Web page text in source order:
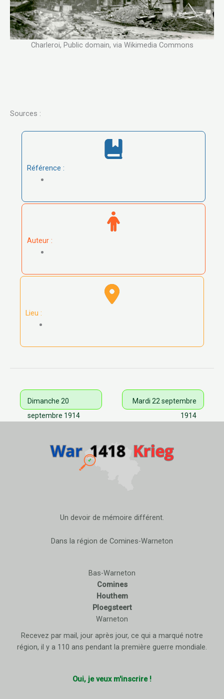
Charleroi, Public domain, via Wikimedia Commons
Sources :
Référence :
Auteur :
Lieu :
Dimanche 20
septembre 1914
Mardi 22 septembre
1914
Un devoir de mémoire différent.
Dans la région de Comines-Warneton
Bas-Warneton
Comines
Houthem
Ploegsteert
Warneton
Recevez par mail, jour après jour, ce qui a marqué notre
région, il y a 110 ans pendant la première guerre mondiale.
Oui, je veux m'inscrire !